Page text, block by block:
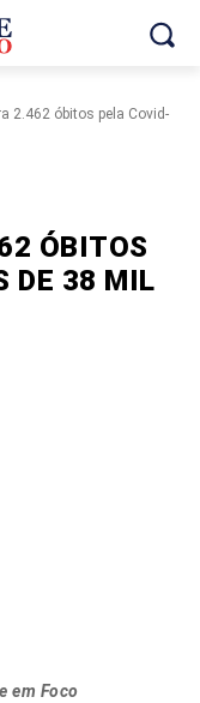
2.462 óbitos pela Covid-
ÓBITOS
DE 38 MIL
em Foco